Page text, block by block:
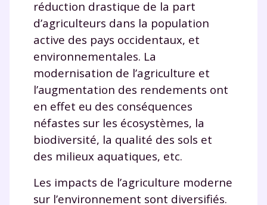
réduction drastique de la part
d’agriculteurs dans la population
active des pays occidentaux, et
environnementales. La
modernisation de l’agriculture et
l’augmentation des rendements ont
en effet eu des conséquences
néfastes sur les écosystèmes, la
biodiversité, la qualité des sols et
des milieux aquatiques, etc.
Les impacts de l’agriculture moderne
sur l’environnement sont diversifiés.